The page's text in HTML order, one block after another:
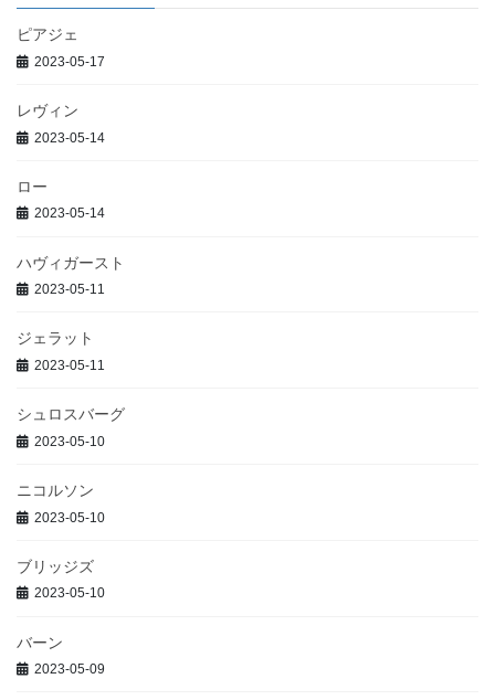
ピアジェ
2023-05-17
レヴィン
2023-05-14
ロー
2023-05-14
ハヴィガースト
2023-05-11
ジェラット
2023-05-11
シュロスバーグ
2023-05-10
ニコルソン
2023-05-10
ブリッジズ
2023-05-10
バーン
2023-05-09